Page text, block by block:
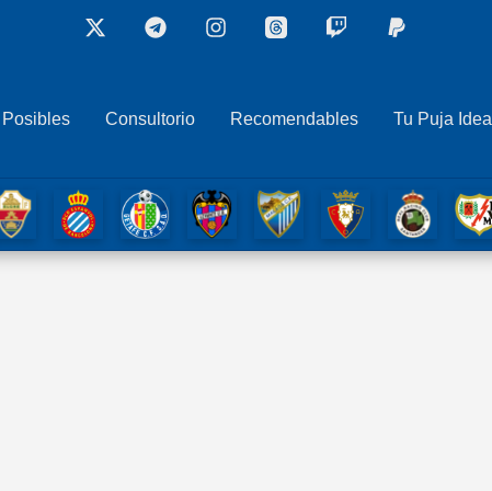
Consultorio Recomendables Tu Puja Ideal